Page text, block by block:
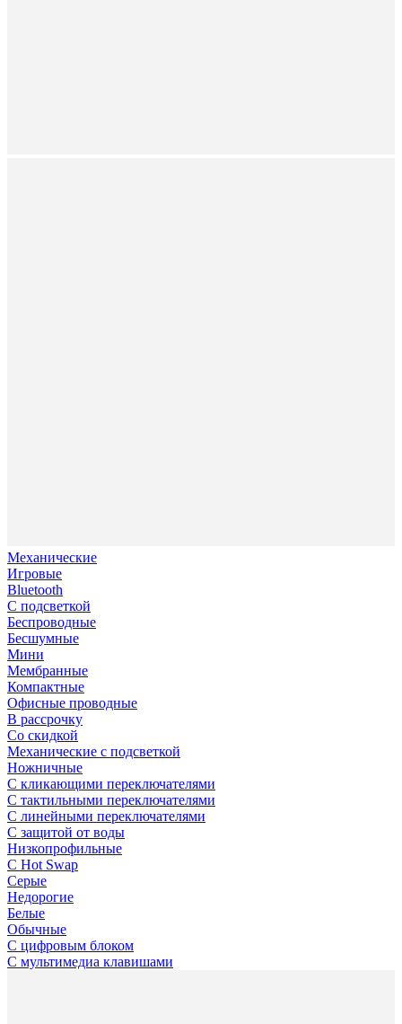
Механические
Игровые
Bluetooth
С подсветкой
Беспроводные
Бесшумные
Мини
Мембранные
Компактные
Офисные проводные
В рассрочку
Со скидкой
Механические с подсветкой
Ножничные
С кликающими переключателями
С тактильными переключателями
С линейными переключателями
С защитой от воды
Низкопрофильные
С Hot Swap
Серые
Недорогие
Белые
Обычные
С цифровым блоком
С мультимедиа клавишами